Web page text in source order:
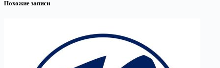
Похожие записи